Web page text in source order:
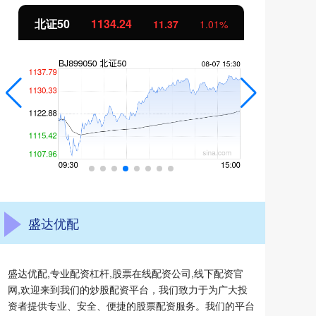
北证50 1134.24 11.37 1.01%
盛达优配
盛达优配,专业配资杠杆,股票在线配资公司,线下配资官
网,欢迎来到我们的炒股配资平台，我们致力于为广大投
资者提供专业、安全、便捷的股票配资服务。我们的平台